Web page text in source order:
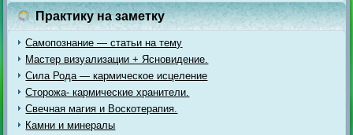
Практику на заметку
Самопознание — статьи на тему
Мастер визуализации + Ясновидение.
Сила Рода — кармическое исцеление
Сторожа- кармические хранители.
Свечная магия и Воскотерапия.
Камни и минералы